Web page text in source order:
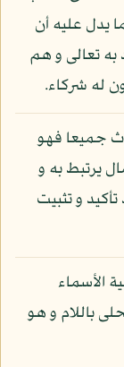
يدل عليه أن
به تعالى و هم
له شركاء.
جميعا فهو
يرتبط به و
و تثبيت
الأسماء
باللام و هو